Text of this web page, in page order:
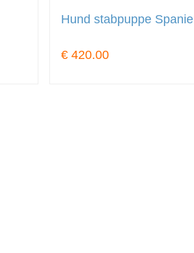
Hund stabpuppe Spaniel
€ 420.00